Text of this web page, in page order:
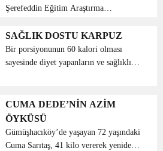
Şerefeddin Eğitim Araştırma
karnından tam 8 kiloluk kitle çıkarıldı.
Amasya’da karnının 6 yıldır büyümesi
sonucu hareket etmekte güçlük ...
SAĞLIK DOSTU KARPUZ
Bir porsiyonunun 60 kalori olması
sayesinde diyet yapanların ve sağlıklı
bulunuyor. Tatlı krizlerini en hafif
şekilde atlatmanı...
CUMA DEDE’NİN AZİM
ÖYKÜSÜ
Gümüşhacıköy’de yaşayan 72 yaşındaki
Cuma Sarıtaş, 41 kilo vererek yeniden